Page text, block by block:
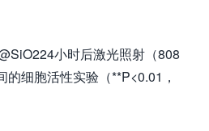
小时后激光照射（808
细胞活性实验（**P<0.01，